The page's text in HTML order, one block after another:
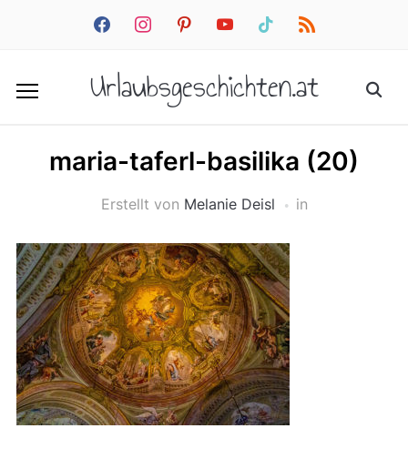
facebookinstagrampinterestyoutube tiktok rss
Urlaubsgeschichten.at
maria-taferl-basilika (20)
Erstellt von Melanie Deisl in